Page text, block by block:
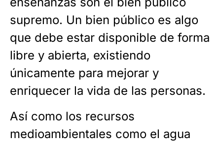
supremo. Un bien público es algo
que debe estar disponible de forma
libre y abierta, existiendo
únicamente para mejorar y
enriquecer la vida de las personas.
Así como los recursos
medioambientales como el agua